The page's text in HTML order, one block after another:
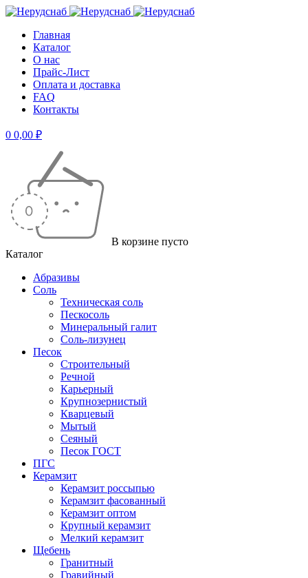
Главная
Каталог
О нас
Прайс-Лист
Оплата и доставка
FAQ
Контакты
0 0,00 ₽
В корзине пусто
Каталог
Абразивы
Соль
Техническая соль
Пескосоль
Минеральный галит
Соль-лизунец
Песок
Строительный
Речной
Карьерный
Крупнозернистый
Кварцевый
Мытый
Сеяный
Песок ГОСТ
ПГС
Керамзит
Керамзит россыпью
Керамзит фасованный
Керамзит оптом
Крупный керамзит
Мелкий керамзит
Щебень
Гранитный
Гравийный